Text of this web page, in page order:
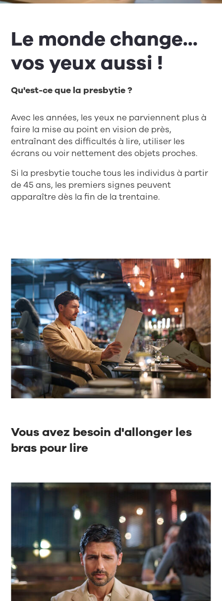
Le monde change...
vos yeux aussi !
Qu'est-ce que la presbytie ?
Avec les années, les yeux ne parviennent plus à
faire la mise au point en vision de près,
entraînant des difficultés à lire, utiliser les
écrans ou voir nettement des objets proches.
Si la presbytie touche tous les individus à partir
de 45 ans, les premiers signes peuvent
apparaître dès la fin de la trentaine.
Vous avez besoin d'allonger les
bras pour lire